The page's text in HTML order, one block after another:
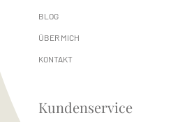
BLOG
ÜBER MICH
KONTAKT
Kundenservice